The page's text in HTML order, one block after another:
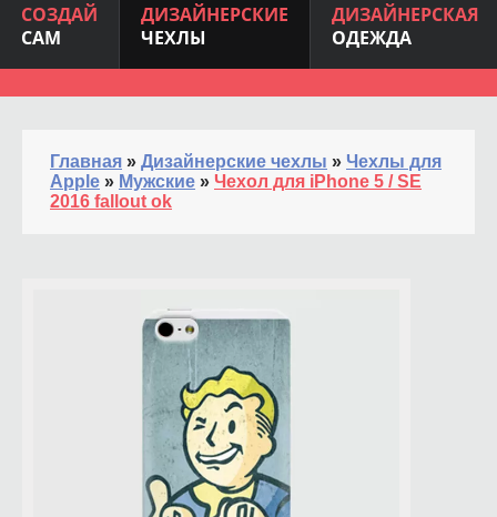
СОЗДАЙ
САМ
ДИЗАЙНЕРСКИЕ
ЧЕХЛЫ
ДИЗАЙНЕРСКАЯ
ОДЕЖДА
Главная » Дизайнерские чехлы » Чехлы для
Apple » Мужские » Чехол для iPhone 5 / SE
2016 fallout ok